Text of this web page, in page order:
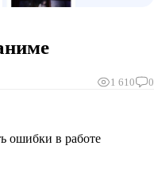
1 610 0
ошибки в работе